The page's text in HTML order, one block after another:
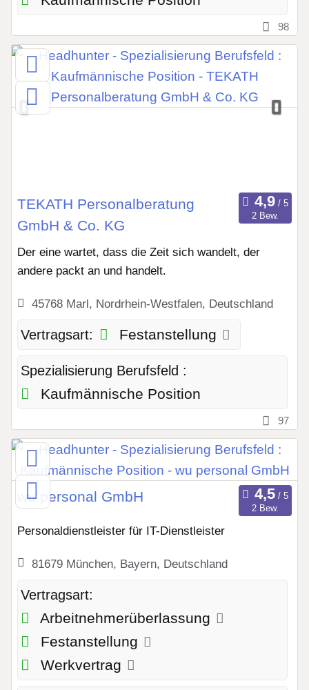
98
TEKATH Personalberatung
GmbH & Co. KG
2 Bew.
Der eine wartet, dass die Zeit sich wandelt, der
andere packt an und handelt.
45768 Marl, Nordrhein-Westfalen, Deutschland
Vertragsart: Festanstellung
Spezialisierung Berufsfeld :
Kaufmännische Position
97
wu personal GmbH
2 Bew.
Personaldienstleister für IT-Dienstleister
81679 München, Bayern, Deutschland
Vertragsart:
Arbeitnehmerüberlassung
Festanstellung
Werkvertrag